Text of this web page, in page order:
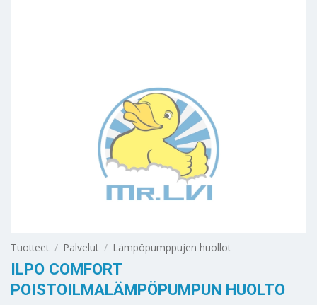
Tuotteet / Palvelut / Lämpöpumppujen huollot
ILPO COMFORT
POISTOILMALÄMPÖPUMPUN HUOLTO